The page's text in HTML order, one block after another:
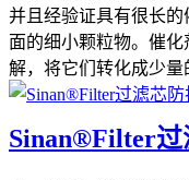
并且经验证具有很长的
面的细小颗粒物。催
解，将它们转化成少量
Sinan®Filter过